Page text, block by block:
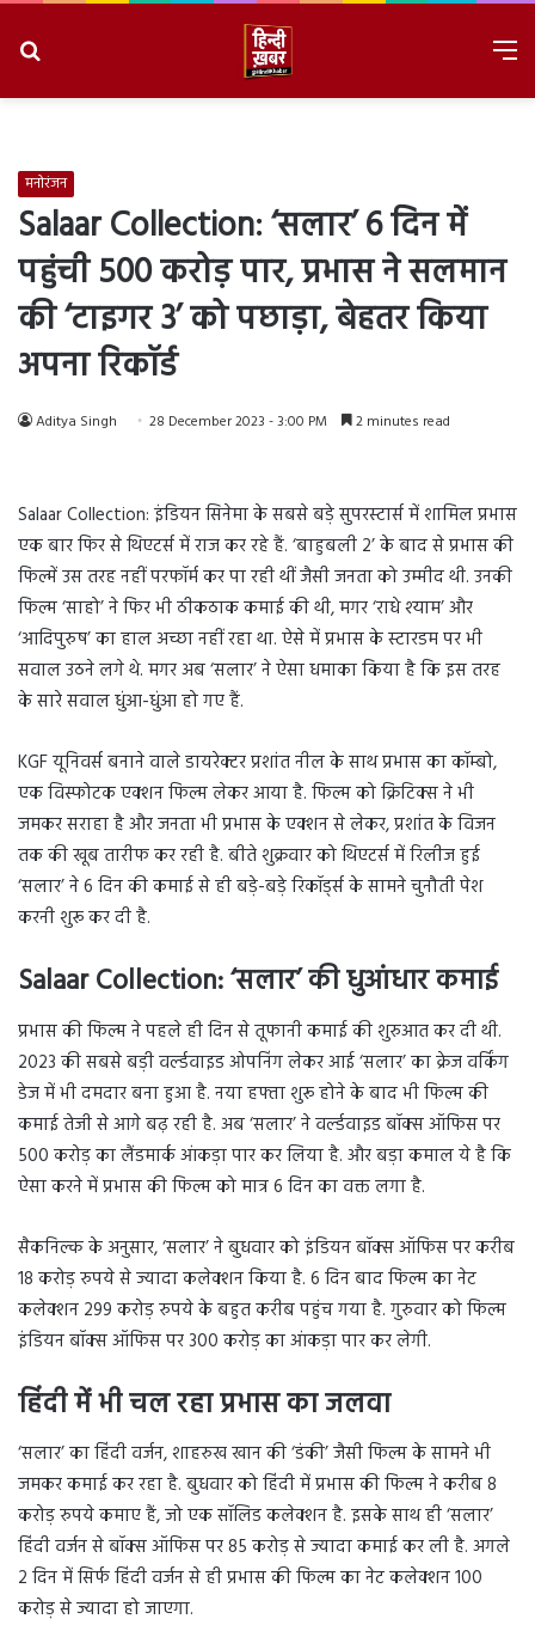
मनोरंजन
Salaar Collection: ‘सलार’ 6 दिन में
पहुंची 500 करोड़ पार, प्रभास ने सलमान
की ‘टाइगर 3’ को पछाड़ा, बेहतर किया
अपना रिकॉर्ड
Aditya Singh 28 December 2023 - 3:00 PM 2 minutes read
Salaar Collection: इंडियन सिनेमा के सबसे बड़े सुपरस्टार्स में शामिल प्रभास
एक बार फिर से थिएटर्स में राज कर रहे हैं. ‘बाहुबली 2’ के बाद से प्रभास की
फिल्में उस तरह नहीं परफॉर्म कर पा रही थीं जैसी जनता को उम्मीद थी. उनकी
फिल्म ‘साहो’ ने फिर भी ठीकठाक कमाई की थी, मगर ‘राधे श्याम’ और
‘आदिपुरुष’ का हाल अच्छा नहीं रहा था. ऐसे में प्रभास के स्टारडम पर भी
सवाल उठने लगे थे. मगर अब ‘सलार’ ने ऐसा धमाका किया है कि इस तरह
के सारे सवाल धुंआ-धुंआ हो गए हैं.
KGF यूनिवर्स बनाने वाले डायरेक्टर प्रशांत नील के साथ प्रभास का कॉम्बो,
एक विस्फोटक एक्शन फिल्म लेकर आया है. फिल्म को क्रिटिक्स ने भी
जमकर सराहा है और जनता भी प्रभास के एक्शन से लेकर, प्रशांत के विजन
तक की खूब तारीफ कर रही है. बीते शुक्रवार को थिएटर्स में रिलीज हुई
‘सलार’ ने 6 दिन की कमाई से ही बड़े-बड़े रिकॉर्ड्स के सामने चुनौती पेश
करनी शुरू कर दी है.
Salaar Collection:‘सलार’ की धुआंधार कमाई
प्रभास की फिल्म ने पहले ही दिन से तूफानी कमाई की शुरुआत कर दी थी.
2023 की सबसे बड़ी वर्ल्डवाइड ओपनिंग लेकर आई ‘सलार’ का क्रेज वर्किंग
डेज में भी दमदार बना हुआ है. नया हफ्ता शुरू होने के बाद भी फिल्म की
कमाई तेजी से आगे बढ़ रही है. अब ‘सलार’ ने वर्ल्डवाइड बॉक्स ऑफिस पर
500 करोड़ का लैंडमार्क आंकड़ा पार कर लिया है. और बड़ा कमाल ये है कि
ऐसा करने में प्रभास की फिल्म को मात्र 6 दिन का वक्त लगा है.
सैकनिल्क के अनुसार, ‘सलार’ ने बुधवार को इंडियन बॉक्स ऑफिस पर करीब
18 करोड़ रुपये से ज्यादा कलेक्शन किया है. 6 दिन बाद फिल्म का नेट
कलेक्शन 299 करोड़ रुपये के बहुत करीब पहुंच गया है. गुरुवार को फिल्म
इंडियन बॉक्स ऑफिस पर 300 करोड़ का आंकड़ा पार कर लेगी.
हिंदी में भी चल रहा प्रभास का जलवा
‘सलार’ का हिंदी वर्जन, शाहरुख खान की ‘डंकी’ जैसी फिल्म के सामने भी
जमकर कमाई कर रहा है. बुधवार को हिंदी में प्रभास की फिल्म ने करीब 8
करोड़ रुपये कमाए हैं, जो एक सॉलिड कलेक्शन है. इसके साथ ही ‘सलार’
हिंदी वर्जन से बॉक्स ऑफिस पर 85 करोड़ से ज्यादा कमाई कर ली है. अगले
2 दिन में सिर्फ हिंदी वर्जन से ही प्रभास की फिल्म का नेट कलेक्शन 100
करोड़ से ज्यादा हो जाएगा.